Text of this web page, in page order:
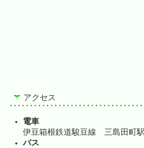
アクセス
電車
伊豆箱根鉄道駿豆線 三島田町
バス